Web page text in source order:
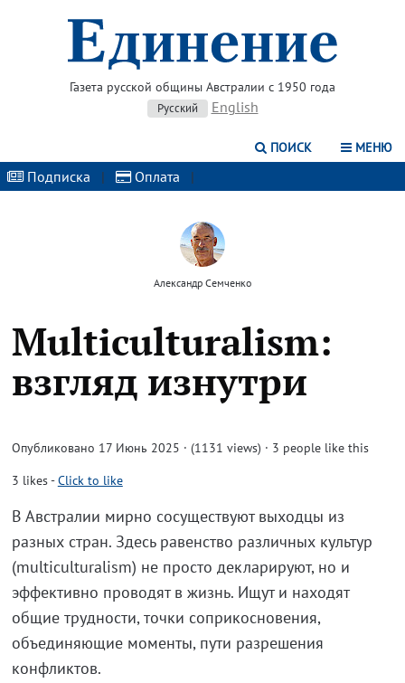
Газета русской общины Австралии с 1950 года
Русский English
ПОИСК МЕНЮ
Подписка | Оплата |
Александр Семченко
Multiculturalism:
взгляд изнутри
Опубликовано 17 Июнь 2025 · (1131 views) · 3 people like this
3 likes-Click to like
В Австралии мирно сосуществуют выходцы из
разных стран. Здесь равенство различных культур
(multiculturalism) не просто декларируют, но и
эффективно проводят в жизнь. Ищут и находят
общие трудности, точки соприкосновения,
объединяющие моменты, пути разрешения
конфликтов.